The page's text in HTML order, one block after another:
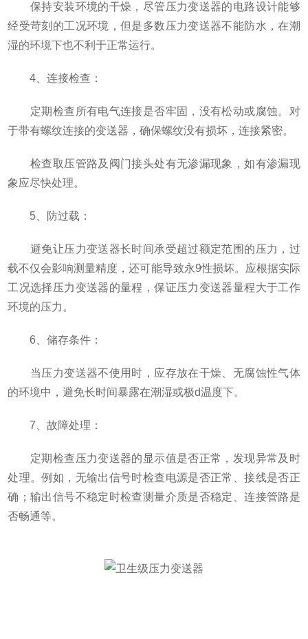
保持安装环境的干燥，尽管压力变送器的电路设计能够
经受苛刻的工况环境，但是多数压力变送器不能防水，在潮
湿的环境下也不利于正常运行。
4、连接检查：
定期检查所有电气连接是否牢固，没有松动或腐蚀。对
于带有螺纹连接的变送器，确保螺纹没有损坏，连接紧密。
检查取压管路及阀门接头处有无渗漏现象，如有渗漏现
象应尽快处理。
5、防过载：
避免让压力变送器长时间承受超过额定范围的压力，过
载不仅会影响测量精度，还可能导致永9性损坏。应根据实际
工况选择压力变送器的量程，保证压力变送器量程大于工作
环境的压力。
6、储存条件：
当压力变送器不使用时，应存放在干燥、无腐蚀性气体
的环境中，避免长时间暴露在潮湿或极d温度下。
7、故障处理：
定期检查压力变送器的显示值是否正常，发现异常及时
处理。例如，无输出信号时检查电源是否正常、接线是否正
确；输出信号不稳定时检查测量介质是否稳定、连接管路是
否畅通等。